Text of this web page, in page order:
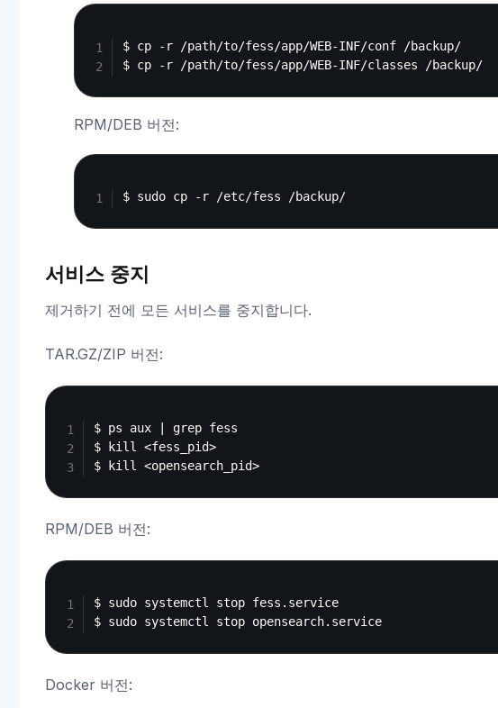
$ cp -r /path/to/fess/app/WEB-INF/conf /backup/
$ cp -r /path/to/fess/app/WEB-INF/classes /backup/
RPM/DEB 버전:
$ sudo cp -r /etc/fess /backup/
서비스 중지
제거하기 전에 모든 서비스를 중지합니다.
TAR.GZ/ZIP 버전:
$ ps aux | grep fess
$ kill <fess_pid>
$ kill <opensearch_pid>
RPM/DEB 버전:
$ sudo systemctl stop fess.service
$ sudo systemctl stop opensearch.service
Docker 버전: